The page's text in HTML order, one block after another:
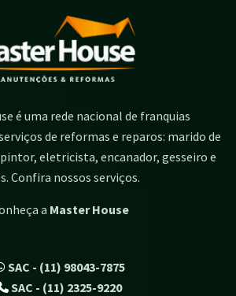
é uma rede nacional de franquias
de reformas e reparos: marido de
eletricista, encanador, gesseiro e
Confira nossos serviços.
a Master House
SAC - (11) 98043-7875
SAC - (11) 2325-9220